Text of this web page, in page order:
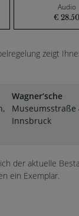
Audio
€ 28.50
zeigt
Wagner‘sche
Museumsstraße
Innsbruck
der aktuelle
ein Exemplar.